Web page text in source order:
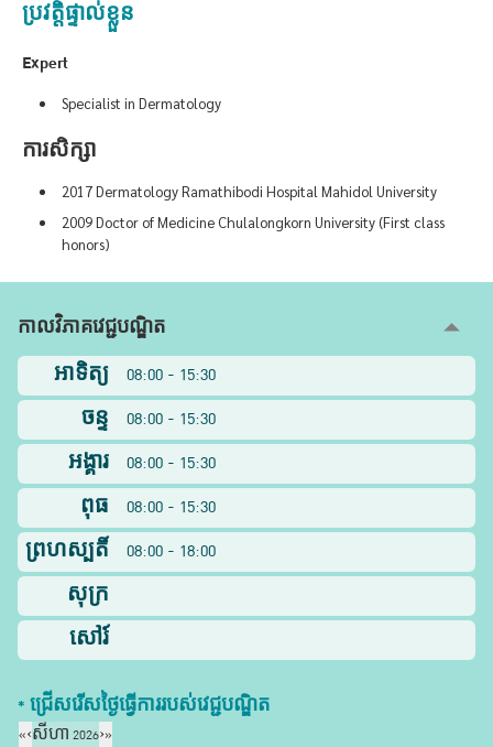
ប្រវត្តិផ្ទាល់ខ្លួន
Expert
Specialist in Dermatology
ការសិក្សា
2017 Dermatology Ramathibodi Hospital Mahidol University
2009 Doctor of Medicine Chulalongkorn University (First class
honors)
កាលវិភាគវេជ្ជបណ្ឌិត
អាទិត្យ
08:00 - 15:30
ចន្ទ
08:00 - 15:30
អង្គារ
08:00 - 15:30
ពុធ
08:00 - 15:30
ព្រហស្បតិ៍
08:00 - 18:00
សុក្រ
សៅរ៍
* ជ្រើសរើស​ថ្ងៃ​ធ្វើការ​របស់​វេជ្ជបណ្ឌិត​
«‹សីហា 2026›»